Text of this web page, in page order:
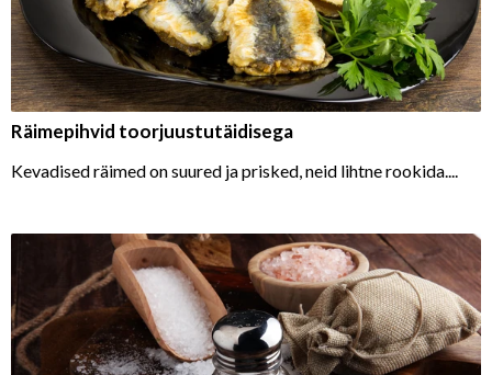
Räimepihvid toorjuustutäidisega
Kevadised räimed on suured ja prisked, neid lihtne rookida....